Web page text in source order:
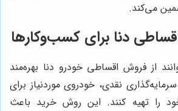
می‌کند.
دنا برای کسب‌وکارها
از فروش اقساطی خودرو دنا بهره‌مند
نقدی، خودروی موردنیاز برای
را تهیه کنند. این روش خرید باعث